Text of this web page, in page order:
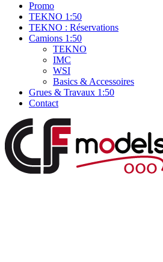
Promo
TEKNO 1:50
TEKNO : Réservations
Camions 1:50
TEKNO
IMC
WSI
Basics & Accessoires
Grues & Travaux 1:50
Contact